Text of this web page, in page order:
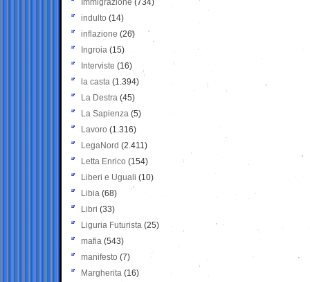
Immigrazione (734)
indulto (14)
inflazione (26)
Ingroia (15)
Interviste (16)
la casta (1.394)
La Destra (45)
La Sapienza (5)
Lavoro (1.316)
LegaNord (2.411)
Letta Enrico (154)
Liberi e Uguali (10)
Libia (68)
Libri (33)
Liguria Futurista (25)
mafia (543)
manifesto (7)
Margherita (16)